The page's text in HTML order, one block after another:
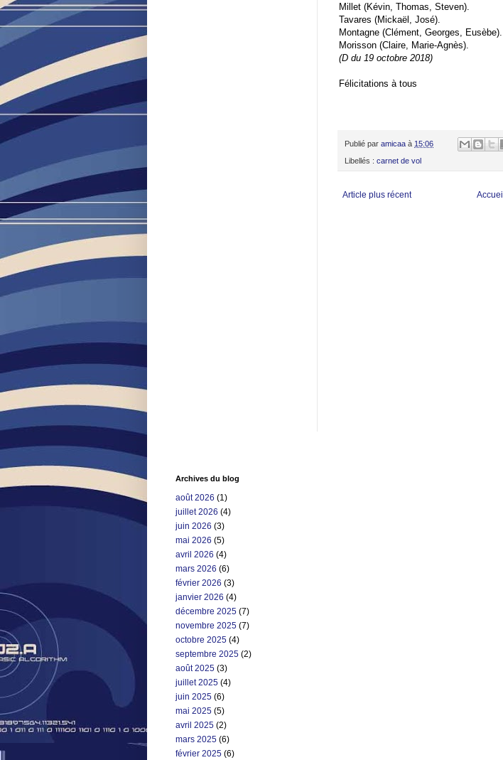
Millet (Kévin, Thomas, Steven).
Tavares (Mickaël, José).
Montagne (Clément, Georges, Eusèbe).
Morisson (Claire, Marie-Agnès).
(D du 19 octobre 2018)
Félicitations à tous
Publié par amicaa à 15:06
Libellés : carnet de vol
Article plus récent Accueil
Archives du blog
août 2026 (1)
juillet 2026 (4)
juin 2026 (3)
mai 2026 (5)
avril 2026 (4)
mars 2026 (6)
février 2026 (3)
janvier 2026 (4)
décembre 2025 (7)
novembre 2025 (7)
octobre 2025 (4)
septembre 2025 (2)
août 2025 (3)
juillet 2025 (4)
juin 2025 (6)
mai 2025 (5)
avril 2025 (2)
mars 2025 (6)
février 2025 (6)